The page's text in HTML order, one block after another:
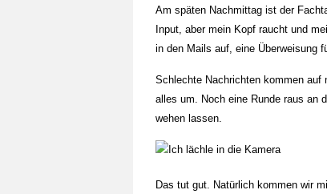
Am späten Nachmittag ist der
Input, aber mein Kopf raucht und
in den Mails auf, eine Überweisung
Schlechte Nachrichten kommen auf
alles um. Noch eine Runde raus an
wehen lassen.
Das tut gut. Natürlich kommen wir